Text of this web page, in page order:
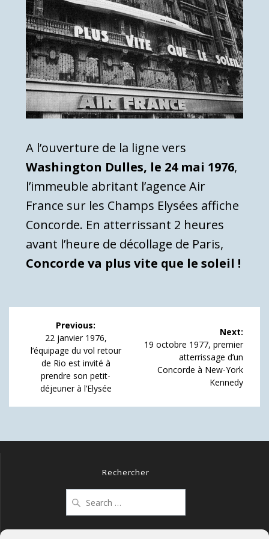
A l’ouverture de la ligne vers
Washington Dulles, le 24 mai 1976,
l’immeuble abritant l’agence Air
France sur les Champs Elysées affiche
Concorde. En atterrissant 2 heures
avant l’heure de décollage de Paris,
Concorde va plus vite que le soleil !
Navigation
l’article
Previous:
Previous
post:
22 janvier 1976,
l’équipage du vol retour
de Rio est invité à
prendre son petit-
déjeuner à l’Elysée
Next:
Next
19 octobre 1977, premier
atterrissage d’un
Concorde à New-York
Kennedy
Rechercher
for: